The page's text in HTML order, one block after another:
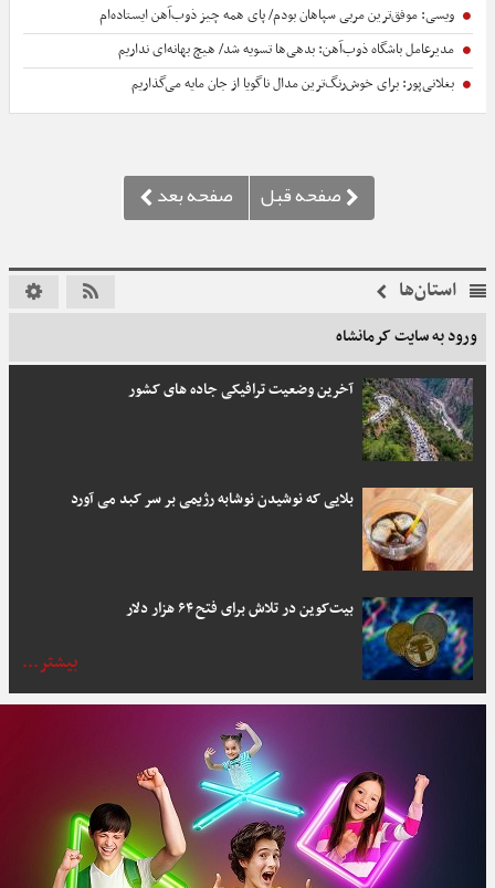
ویسی: موفق‌ترین مربی سپاهان بودم/ پای همه چیز ذوب‌آهن ایستاده‌ام
مدیرعامل باشگاه ذوب‌آهن: ‌بدهی‌ها ‌تسویه شد/ هیچ بهانه‌ای نداریم
بغلانی‌پور: برای خوش‌رنگ‌ترین مدال ناگویا از جان مایه می‌گذاریم
استان‌ها
ورود به سایت کرمانشاه
آخرین وضعیت ترافیکی جاده های کشور
بلایی که نوشیدن نوشابه رژیمی بر سر کبد می آورد
بیت‌کوین در تلاش برای فتح ۶۴ هزار دلار
بیشتر